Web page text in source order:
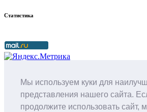
Мы используем куки для
представления нашего сайта.
продолжите использовать сайт,
Статистика
Интересные факты о нашей планете.